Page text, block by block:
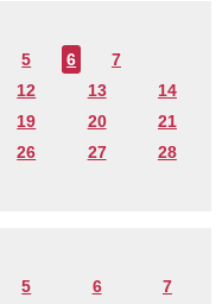
5 6
7
12 13
14
19 20
21
26 27
28
5 6 7